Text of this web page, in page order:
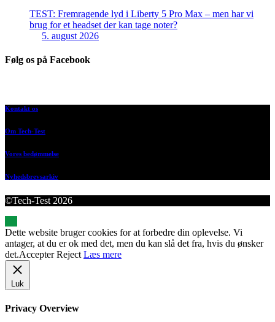
TEST: Fremragende lyd i Liberty 5 Pro Max – men har vi
brug for et headset der kan tage noter?
5. august 2026
Følg os på Facebook
Kontakt os
Om Tech-Test
Vores bedømmelse
Nyhedsbrevsarkiv
©Tech-Test 2026
Dette website bruger cookies for at forbedre din oplevelse. Vi
antager, at du er ok med det, men du kan slå det fra, hvis du ønsker
det.Accepter Reject Læs mere
Luk
Privacy Overview